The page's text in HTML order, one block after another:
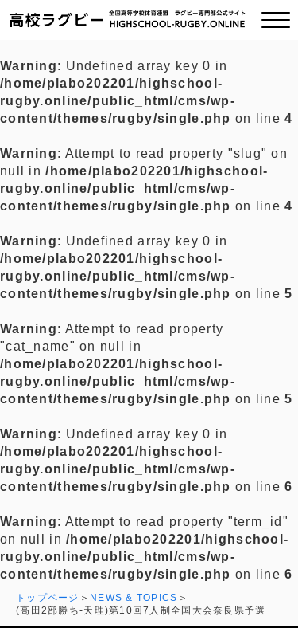
ご挨拶
全国チーム紹介
プライバシーポリシー
お問い合わせ
Warning: Undefined array key 0 in
/home/plabo202201/highschool-
rugby.online/public_html/cms/wp-
content/themes/rugby/single.php on line4
Warning: Attempt to read property "slug" on
null in/home/plabo202201/highschool-
rugby.online/public_html/cms/wp-
content/themes/rugby/single.php on line4
Warning: Undefined array key 0 in
/home/plabo202201/highschool-
rugby.online/public_html/cms/wp-
content/themes/rugby/single.php on line5
Warning: Attempt to read property
"cat_name" on null in
/home/plabo202201/highschool-
rugby.online/public_html/cms/wp-
content/themes/rugby/single.php on line5
Warning: Undefined array key 0 in
/home/plabo202201/highschool-
rugby.online/public_html/cms/wp-
content/themes/rugby/single.php on line6
Warning: Attempt to read property "term_id"
on null in/home/plabo202201/highschool-
rugby.online/public_html/cms/wp-
content/themes/rugby/single.php on line6
トップページ
NEWS & TOPICS
(高田2部勝ち-天理)第10回7人制全国大会奈良県予選